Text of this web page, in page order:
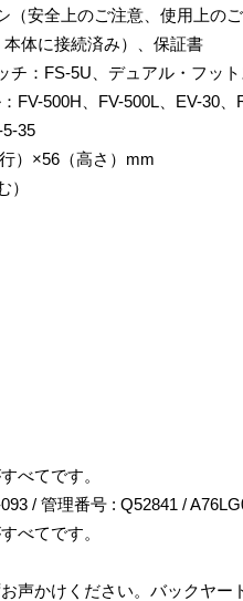
（安全上のご注意、使用上の
体に接続済み）、保証書
チ：FS-5U、デュアル・フッ
FV-500H、FV-500L、EV-30
35
）×56（高さ）mm
）
べてです。
/ 管理番号 : Q52841 /
べてです。
声かけください。バックヤー